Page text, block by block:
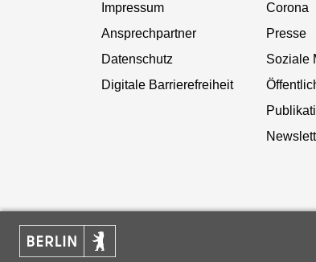
Impressum
Ansprechpartner
Datenschutz
Digitale Barrierefreiheit
Corona
Presse
Soziale